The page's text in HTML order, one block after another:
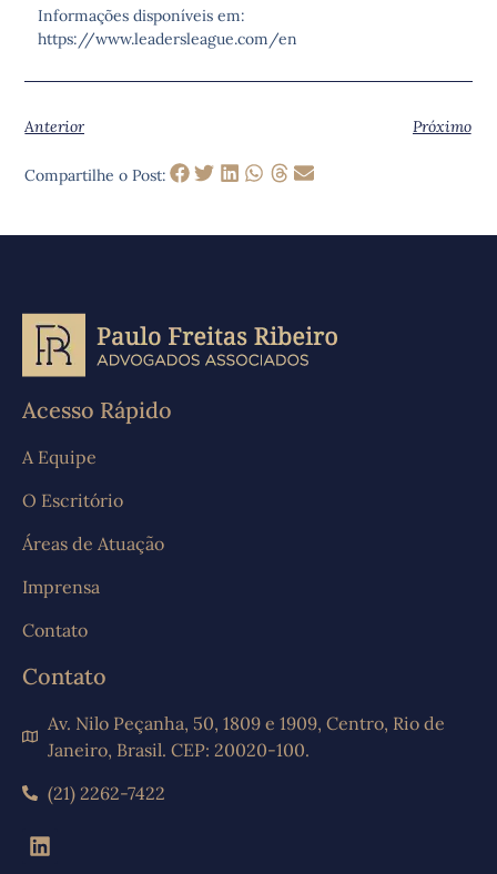
Informações disponíveis em:
https://www.leadersleague.com/en
Anterior Próximo
Compartilhe o Post:
Acesso Rápido
A Equipe
O Escritório
Áreas de Atuação
Imprensa
Contato
Contato
Av. Nilo Peçanha, 50, 1809 e 1909, Centro, Rio de
Janeiro, Brasil. CEP: 20020-100.
(21) 2262-7422